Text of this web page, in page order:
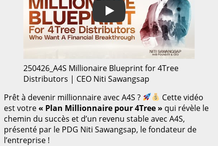
Play
250426_A4S Millionaire Blueprint for 4Tree
Distributors | CEO Niti Sawangsap
Prêt à devenir millionnaire avec A4S ?
Cette vidéo
est votre« Plan Millionnaire pour 4Tree » qui révèle le
chemin du succès et d’un revenu stable avec A4S,
présenté par le PDG Niti Sawangsap, le fondateur de
l’entreprise !